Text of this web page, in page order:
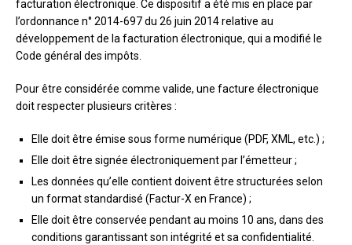
facturation électronique. Ce dispositif a été mis en place par
l’ordonnance n° 2014-697 du 26 juin 2014 relative au
développement de la facturation électronique, qui a modifié le
Code général des impôts.
Pour être considérée comme valide, une facture électronique
doit respecter plusieurs critères :
Elle doit être émise sous forme numérique (PDF, XML, etc.) ;
Elle doit être signée électroniquement par l’émetteur ;
Les données qu’elle contient doivent être structurées selon
un format standardisé (Factur-X en France) ;
Elle doit être conservée pendant au moins 10 ans, dans des
conditions garantissant son intégrité et sa confidentialité.